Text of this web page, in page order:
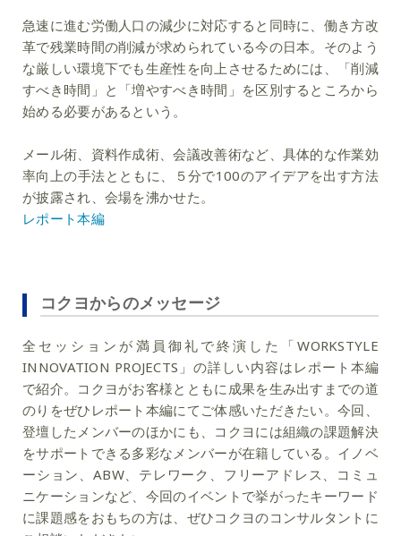
急速に進む労働人口の減少に対応すると同時に、働き方改
革で残業時間の削減が求められている今の日本。そのよう
な厳しい環境下でも生産性を向上させるためには、「削減
すべき時間」と「増やすべき時間」を区別するところから
始める必要があるという。
メール術、資料作成術、会議改善術など、具体的な作業効
率向上の手法とともに、５分で100のアイデアを出す方法
が披露され、会場を沸かせた。
レポート本編
コクヨからのメッセージ
全セッションが満員御礼で終演した「WORKSTYLE
INNOVATION PROJECTS」の詳しい内容はレポート本編
で紹介。コクヨがお客様とともに成果を生み出すまでの道
のりをぜひレポート本編にてご体感いただきたい。今回、
登壇したメンバーのほかにも、コクヨには組織の課題解決
をサポートできる多彩なメンバーが在籍している。イノベ
ーション、ABW、テレワーク、フリーアドレス、コミュ
ニケーションなど、今回のイベントで挙がったキーワード
に課題感をおもちの方は、ぜひコクヨのコンサルタントに